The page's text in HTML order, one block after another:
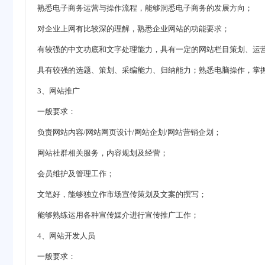
熟悉电子商务运营与操作流程，能够洞悉电子商务的发展方向；
对企业上网有比较深的理解，熟悉企业网站的功能要求；
有较强的中文功底和文字处理能力，具有一定的网站栏目策划、运
具有较强的选题、策划、采编能力、归纳能力；熟悉电脑操作，掌
3、网站推广
一般要求：
负责网站内容/网站网页设计/网站企划/网站营销企划；
网站社群相关服务，内容规划及经营；
会员维护及管理工作；
文笔好，能够独立作市场宣传策划及文案的撰写；
能够熟练运用各种宣传媒介进行宣传推广工作；
4、网站开发人员
一般要求：